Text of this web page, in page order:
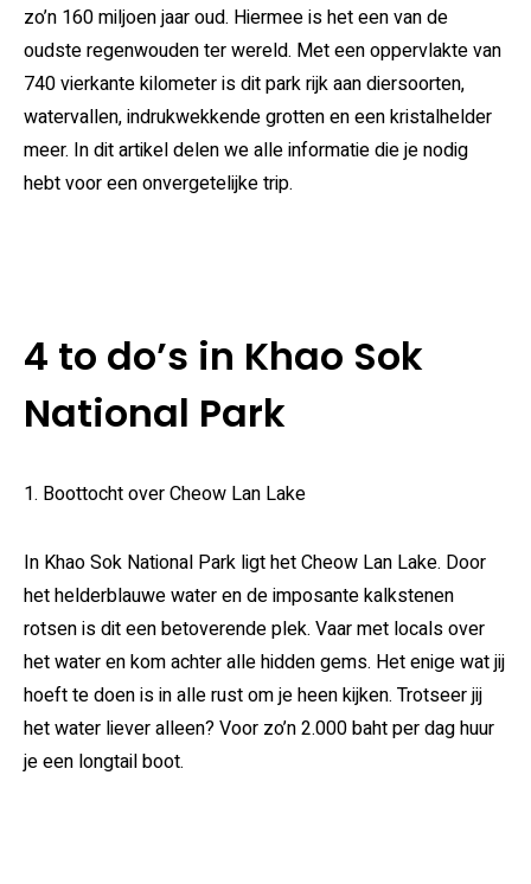
zo’n 160 miljoen jaar oud. Hiermee is het een van de
oudste regenwouden ter wereld. Met een oppervlakte van
740 vierkante kilometer is dit park rijk aan diersoorten,
watervallen, indrukwekkende grotten en een kristalhelder
meer. In dit artikel delen we alle informatie die je nodig
hebt voor een onvergetelijke trip.
4 to do’s in Khao Sok
National Park
1. Boottocht over Cheow Lan Lake
In Khao Sok National Park ligt het Cheow Lan Lake. Door
het helderblauwe water en de imposante kalkstenen
rotsen is dit een betoverende plek. Vaar met locals over
het water en kom achter alle hidden gems. Het enige wat jij
hoeft te doen is in alle rust om je heen kijken. Trotseer jij
het water liever alleen? Voor zo’n 2.000 baht per dag huur
je een longtail boot.